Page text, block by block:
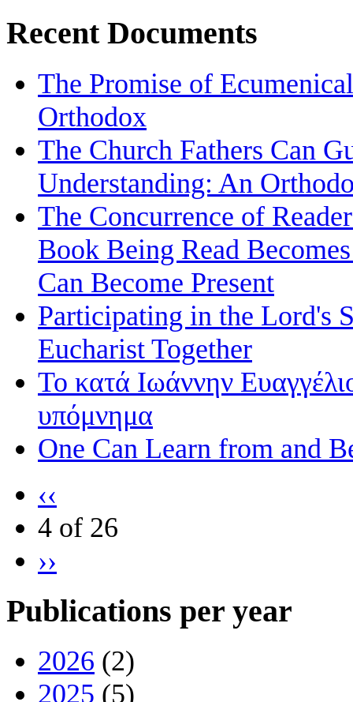
Recent Documents
The Promise of
Orthodox
The Church Fathers Can
Understanding: An
The Concurrence of
Book Being Read
Can Become Present
Participating in the Lord's
Eucharist Together
Το κατά Ιωάννην
υπόμνημα
One Can Learn from and
‹‹
4 of 26
››
Publications per year
2026 (2)
2025 (5)